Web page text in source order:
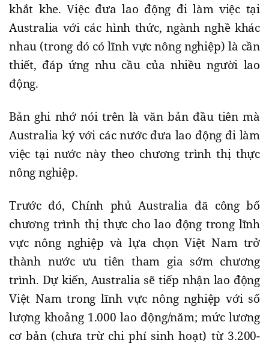
khắt khe. Việc đưa lao động đi làm việc tại
Australia với các hình thức, ngành nghề khác
nhau (trong đó có lĩnh vực nông nghiệp) là cần
thiết, đáp ứng nhu cầu của nhiều người lao
động.
Bản ghi nhớ nói trên là văn bản đầu tiên mà
Australia ký với các nước đưa lao động đi làm
việc tại nước này theo chương trình thị thực
nông nghiệp.
Trước đó, Chính phủ Australia đã công bố
chương trình thị thực cho lao động trong lĩnh
vực nông nghiệp và lựa chọn Việt Nam trở
thành nước ưu tiên tham gia sớm chương
trình. Dự kiến, Australia sẽ tiếp nhận lao động
Việt Nam trong lĩnh vực nông nghiệp với số
lượng khoảng 1.000 lao động/năm; mức lương
cơ bản (chưa trừ chi phí sinh hoạt) từ 3.200-